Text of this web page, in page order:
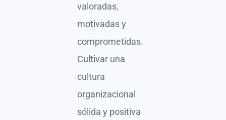
valoradas,
motivadas y
comprometidas.
Cultivar una
cultura
organizacional
sólida y positiva